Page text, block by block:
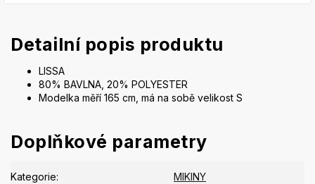
Detailní popis produktu
LISSA
80% BAVLNA, 20% POLYESTER
Modelka měří 165 cm, má na sobě velikost S
Doplňkové parametry
Kategorie: MIKINY